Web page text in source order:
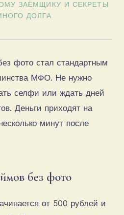
ЗАЁМЩИКУ И СЕКРЕТЫ
ДОЛГА
фото стал стандартным
МФО. Не нужно
селфи или ждать дней
Деньги приходят на
минут после
без фото
от 500 рублей и